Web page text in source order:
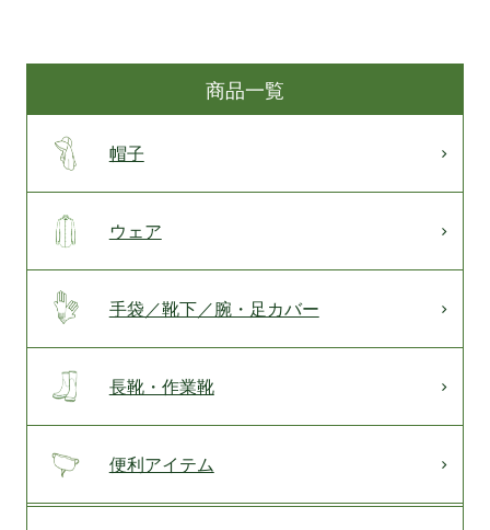
商品一覧
帽子
ウェア
手袋／靴下／腕・足カバー
長靴・作業靴
便利アイテム